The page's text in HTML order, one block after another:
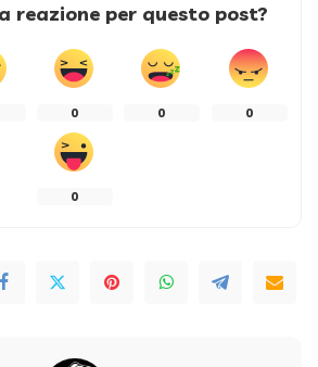
reazione per questo post?
0 0 0
0